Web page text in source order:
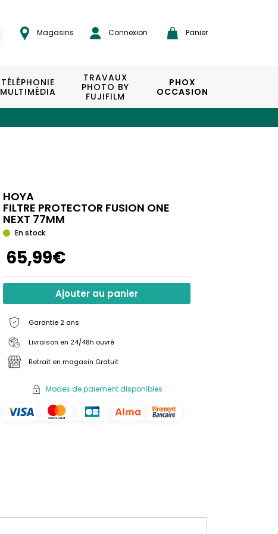
Magasins Connexion Panier
TÉLÉPHONIE
MULTIMÉDIA
TRAVAUX
PHOTO BY
FUJIFILM
PHOX
OCCASION
HOYA
FILTRE PROTECTOR FUSION ONE
NEXT 77MM
En stock
65,99€
Ajouter au panier
Garantie 2 ans
Livraison en 24/48h ouvré
Retrait en magasin Gratuit
Modes de paiement disponibles